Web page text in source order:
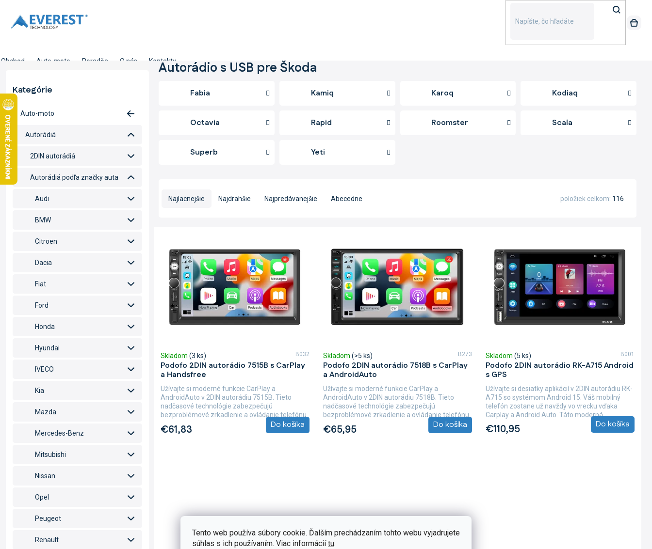
Tento web používa súbory cookie. Ďalším prechádzaním tohto webu vyjadrujete
súhlas s ich používaním. Viac informáciítu.
obsah
Obchod Auto-moto Poradňa O nás Kontakty
n
ý
p
a
n
e
l
Preskočiť
kategórie
Kategórie
Auto-moto
Autorádiá
2DIN autorádiá
Autorádiá podľa značky auta
Audi
BMW
Citroen
Dacia
Fiat
Ford
Honda
Hyundai
IVECO
Kia
Mazda
Mercedes-Benz
Mitsubishi
Nissan
Opel
Peugeot
Renault
Autorádio s USB pre Škoda
Fabia Kamiq Karoq Kodiaq
Octavia Rapid Roomster Scala
Superb Yeti
Najlacnejšie Najdrahšie Najpredávanejšie Abecedne 116
položiek celkom
o
v
Podofo 2DIN autorádio 7515B s CarPlay
a Handsfree
Skladom (3 ks)
€61,83 Do košíka
Užívajte si moderné funkcie CarPlay a
AndroidAuto v 2DIN autorádiu 7515B. Tieto
nadčasové technológie zabezpečujú
bezproblémové zrkadlenie a ovládanie telefónu
B032
Podofo 2DIN autorádio 7518B s CarPlay
a AndroidAuto
Skladom (>5 ks)
€65,95 Do košíka
Užívajte si moderné funkcie CarPlay a
AndroidAuto v 2DIN autorádiu 7518B. Tieto
nadčasové technológie zabezpečujú
bezproblémové zrkadlenie a ovládanie telefónu
B273
Podofo 2DIN autorádio RK-A715 Android
s GPS
Skladom (5 ks)
€110,95 Do košíka
Užívajte si desiatky aplikácií v 2DIN autorádiu RK-
A715 so systémom Android 15. Váš mobilný
telefón zostane už navždy vo vrecku vďaka
Carplay a Android Auto. Táto moderná...
B001